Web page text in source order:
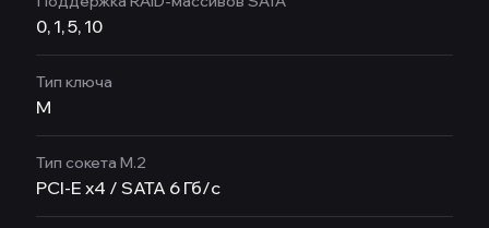
0, 1, 5, 10
Тип ключа
M
Тип сокета M.2
PCI-E x4 / SATA 6 Гб/с